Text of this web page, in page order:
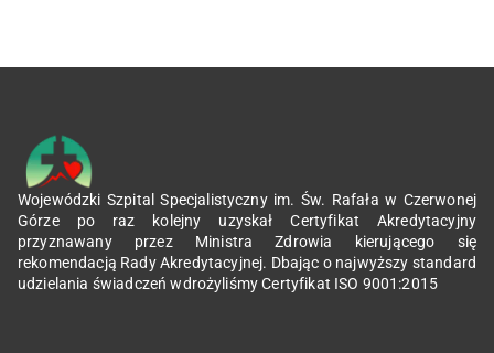
Wojewódzki Szpital Specjalistyczny im. Św. Rafała w Czerwonej
Górze po raz kolejny uzyskał Certyfikat Akredytacyjny
przyznawany przez Ministra Zdrowia kierującego się
rekomendacją Rady Akredytacyjnej. Dbając o najwyższy standard
udzielania świadczeń wdrożyliśmy Certyfikat ISO 9001:2015